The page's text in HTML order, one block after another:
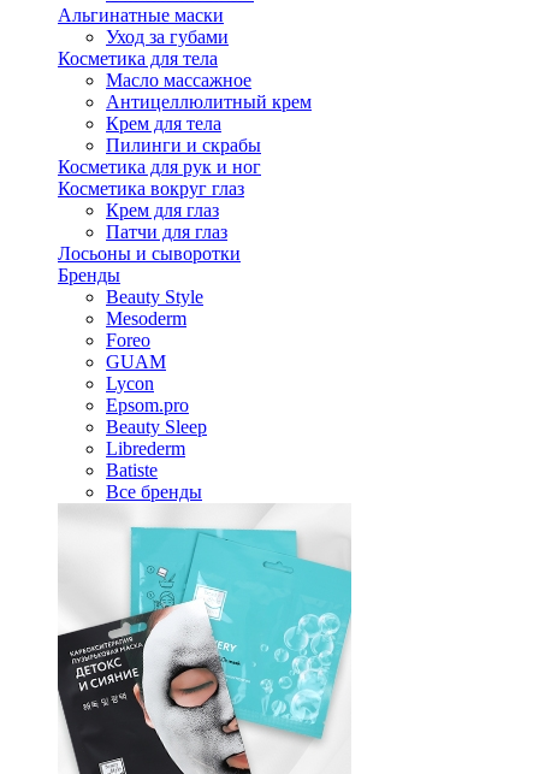
Альгинатные маски
Уход за губами
Косметика для тела
Масло массажное
Антицеллюлитный крем
Крем для тела
Пилинги и скрабы
Косметика для рук и ног
Косметика вокруг глаз
Крем для глаз
Патчи для глаз
Лосьоны и сыворотки
Бренды
Beauty Style
Mesoderm
Foreo
GUAM
Lycon
Epsom.pro
Beauty Sleep
Librederm
Batiste
Все бренды